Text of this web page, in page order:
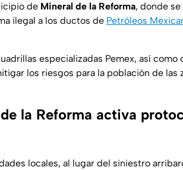
de Mineral de la Reforma, donde
ilegal a los ductos de Petróleos
especializadas Pemex, así como
los riesgos para la población de las
la Reforma activa
locales, al lugar del siniestro